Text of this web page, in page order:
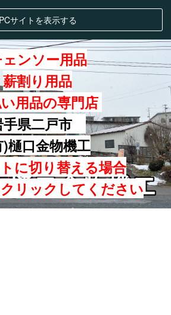
PCサイトを表示する
ンソー用品
薪割り用品
用品の専門店
手県二戸市
樋口金物機工
に切り替える場合
リックしてください